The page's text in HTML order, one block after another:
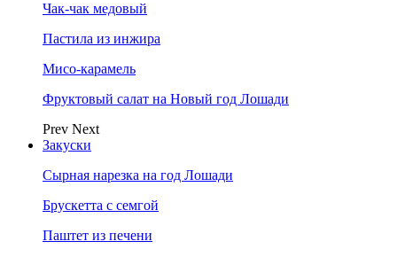
Чак-чак медовый
Пастила из инжира
Мисо-карамель
Фруктовый салат на Новый год Лошади
Prev Next
Закуски
Сырная нарезка на год Лошади
Брускетта с семгой
Паштет из печени